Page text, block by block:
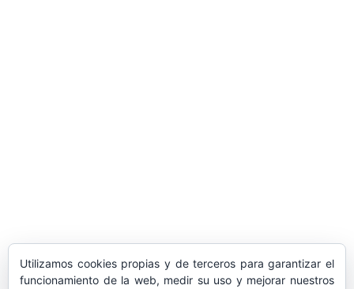
LA DELEGACIÓN DE TARRAGONA
ASISTE INVITADA A LA “CENA DE GALA
Utilizamos cookies propias y de terceros para garantizar el
funcionamiento de la web, medir su uso y mejorar nuestros